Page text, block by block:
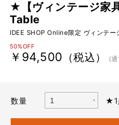
★【ヴィンテージ家
Table
IDEE SHOP Online限定 ヴィンテー
50%OFF
￥94,500 （税込） (
数量 ★1